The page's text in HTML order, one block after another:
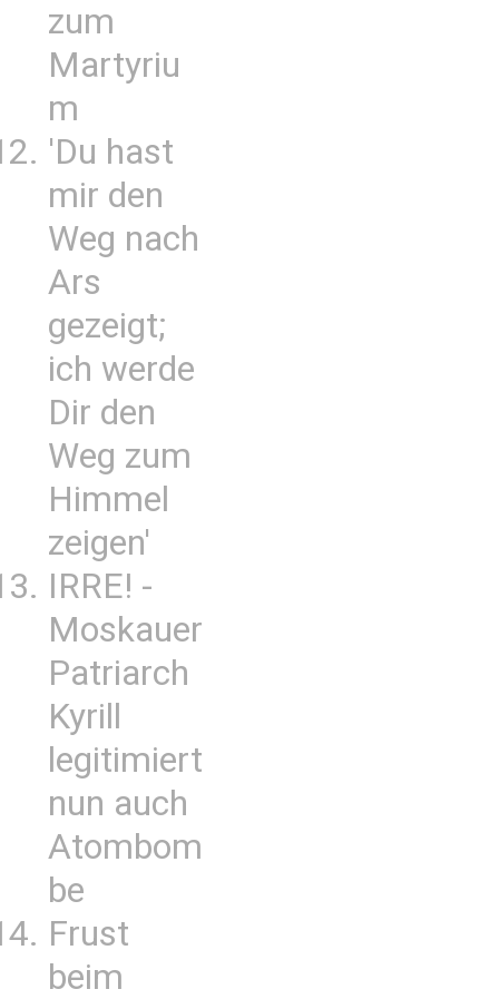
zum
Martyriu
m
'Du hast
mir den
Weg nach
Ars
gezeigt;
ich werde
Dir den
Weg zum
Himmel
zeigen'
IRRE! -
Moskauer
Patriarch
Kyrill
legitimiert
nun auch
Atombom
be
Frust
beim